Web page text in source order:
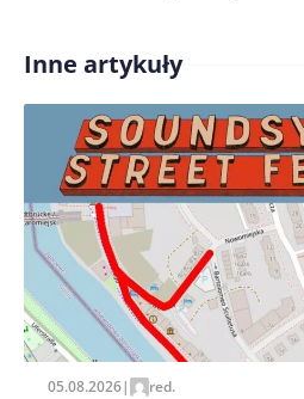
Treść komentarza*
Zapamiętaj moje dane w
pisania kolejnych
Inne artykuły
05.08.2026| red.